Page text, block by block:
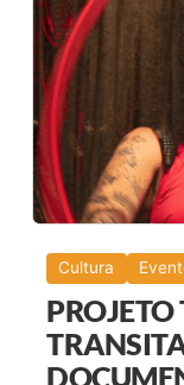
Cultura